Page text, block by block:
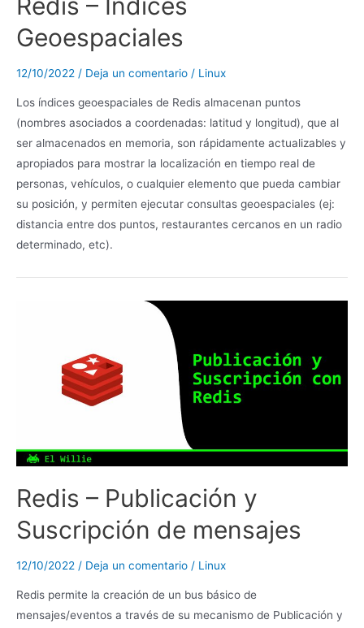
Redis – Indices
Geoespaciales
12/10/2022 / Deja un comentario / Linux
Los índices geoespaciales de Redis almacenan puntos
(nombres asociados a coordenadas: latitud y longitud), que al
ser almacenados en memoria, son rápidamente actualizables y
apropiados para mostrar la localización en tiempo real de
personas, vehículos, o cualquier elemento que pueda cambiar
su posición, y permiten ejecutar consultas geoespaciales (ej:
distancia entre dos puntos, restaurantes cercanos en un radio
determinado, etc).
Redis – Publicación y
Suscripción de mensajes
12/10/2022 / Deja un comentario / Linux
Redis permite la creación de un bus básico de
mensajes/eventos a través de su mecanismo de Publicación y